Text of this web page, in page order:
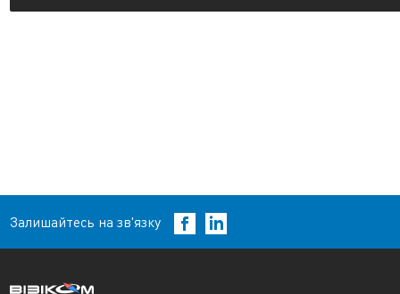
Залишайтесь на зв'язку